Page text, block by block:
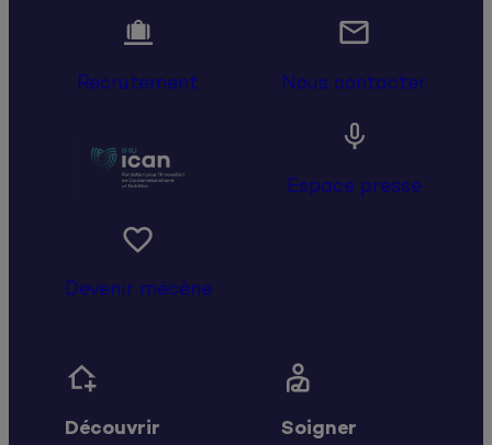

Recrutement

Nous contacter

Espace presse

Devenir mécène

Découvrir

Soigner